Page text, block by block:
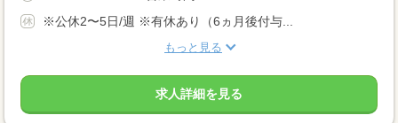
※公休2〜5日/週 ※有休あり（6ヵ月後付与...
もっと見る
求人詳細を見る